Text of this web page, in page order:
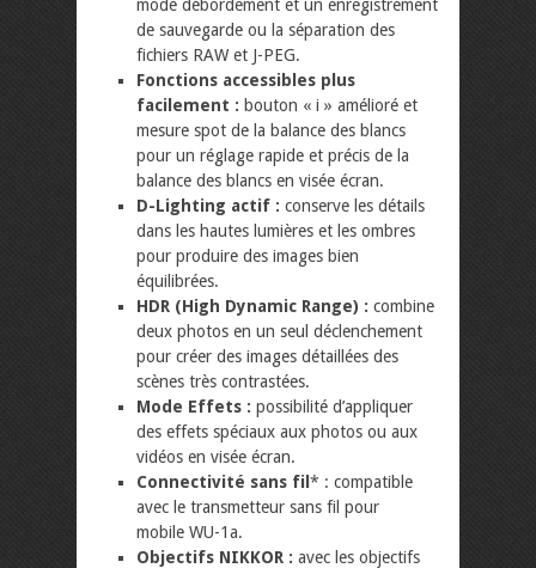
mode débordement et un enregistrement
de sauvegarde ou la séparation des
fichiers RAW et J-PEG.
Fonctions accessibles plus
facilement : bouton « i » amélioré et
mesure spot de la balance des blancs
pour un réglage rapide et précis de la
balance des blancs en visée écran.
D-Lighting actif : conserve les détails
dans les hautes lumières et les ombres
pour produire des images bien
équilibrées.
HDR (High Dynamic Range) : combine
deux photos en un seul déclenchement
pour créer des images détaillées des
scènes très contrastées.
Mode Effets : possibilité d’appliquer
des effets spéciaux aux photos ou aux
vidéos en visée écran.
Connectivité sans fil* : compatible
avec le transmetteur sans fil pour
mobile WU-1a.
Objectifs NIKKOR : avec les objectifs